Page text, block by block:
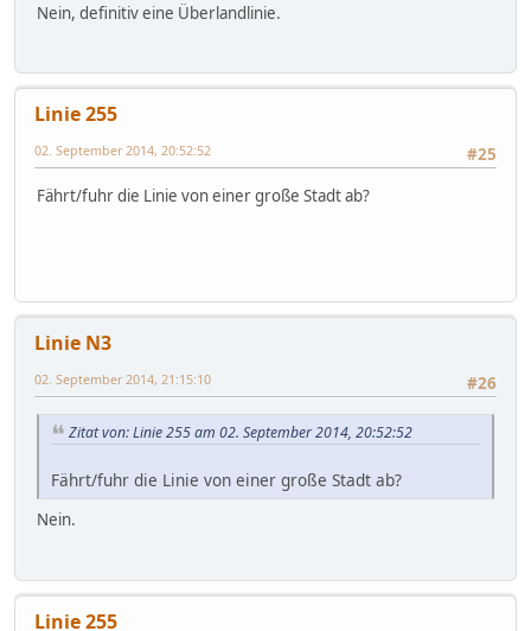
Nein, definitiv eine Überlandlinie.
Linie 255
#25
02. September 2014, 20:52:52
Fährt/fuhr die Linie von einer große Stadt ab?
Linie N3
#26
02. September 2014, 21:15:10
Zitat von: Linie 255 am 02. September 2014, 20:52:52
Fährt/fuhr die Linie von einer große Stadt ab?
Nein.
Linie 255